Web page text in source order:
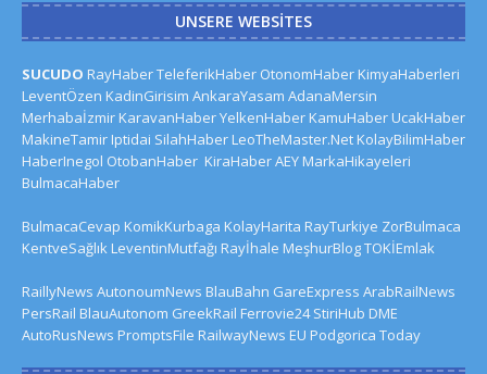
UNSERE WEBSITES
SUCUDO RayHaberTeleferikHaber OtonomHaber KimyaHaberleri
LeventÖzen KadinGirisim AnkaraYasam AdanaMersin
Merhabaİzmir KaravanHaberYelkenHaber KamuHaber UcakHaber
MakineTamir Iptidai SilahHaber LeoTheMaster.Net KolayBilimHaber
HaberInegol OtobanHaber KiraHaberAEY MarkaHikayeleri
BulmacaHaber
BulmacaCevap KomikKurbaga KolayHarita RayTurkiye ZorBulmaca
KentveSağlık LeventinMutfağı Rayİhale MeşhurBlogTOKİEmlak
RaillyNews AutonoumNews BlauBahn GareExpress ArabRailNews
PersRail BlauAutonom GreekRail Ferrovie24 StiriHub DME
AutoRusNews PromptsFile RailwayNews EU Podgorica Today